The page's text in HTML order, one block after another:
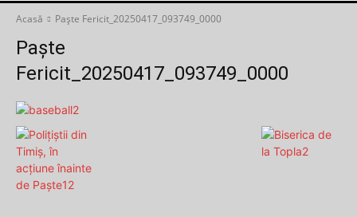
Acasă Paște Fericit_20250417_093749_0000
Paște
Fericit_20250417_093749_0000